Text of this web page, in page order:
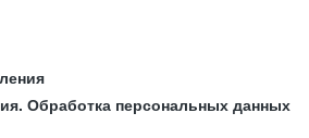
Обработка персональных данных